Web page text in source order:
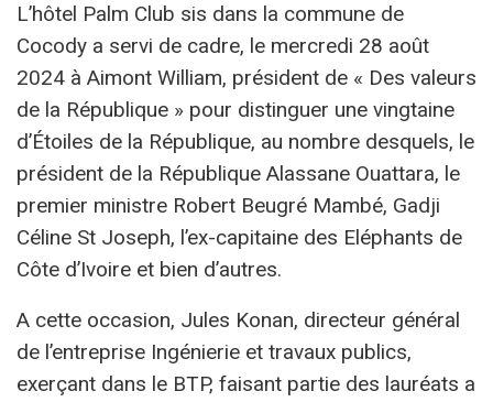
L’hôtel Palm Club sis dans la commune de
Cocody a servi de cadre, le mercredi 28 août
2024 à Aimont William, président de « Des valeurs
de la République » pour distinguer une vingtaine
d’Étoiles de la République, au nombre desquels, le
président de la République Alassane Ouattara, le
premier ministre Robert Beugré Mambé, Gadji
Céline St Joseph, l’ex-capitaine des Eléphants de
Côte d’Ivoire et bien d’autres.
A cette occasion, Jules Konan, directeur général
de l’entreprise Ingénierie et travaux publics,
exerçant dans le BTP, faisant partie des lauréats a